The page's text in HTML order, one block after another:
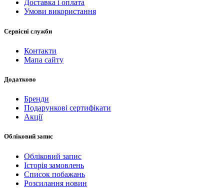
Доставка і оплата
Умови використання
Сервісні служби
Контакти
Мапа сайту
Додатково
Бренди
Подарункові сертифікати
Акції
Обліковий запис
Обліковий запис
Історія замовлень
Список побажань
Розсилання новин